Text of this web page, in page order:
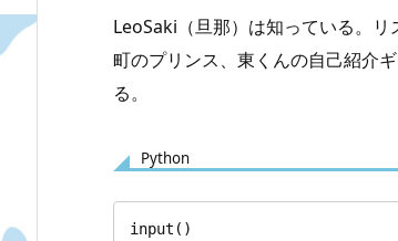
LeoSaki（旦那）は知っている。
町のプリンス、東くんの自己紹介
る。
Python
input()